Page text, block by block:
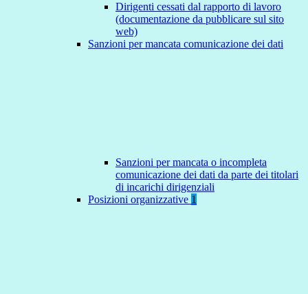
Dirigenti cessati dal rapporto di lavoro
(documentazione da pubblicare sul sito
web)
Sanzioni per mancata comunicazione dei dati
Sanzioni per mancata o incompleta
comunicazione dei dati da parte dei titolari
di incarichi dirigenziali
Posizioni organizzative 1